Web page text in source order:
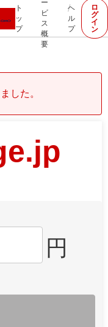
ト
ッ
プ
ー
ビ
ス
概
要
ヘ
ル
プ
ロ
グ
イ
ン
した。
円